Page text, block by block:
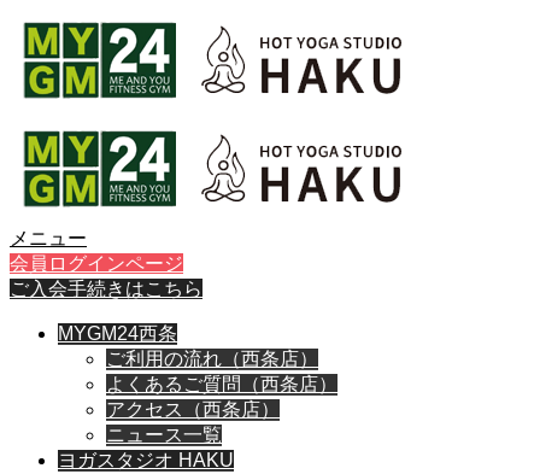
メニュー
会員ログインページ
ご入会手続きはこちら
MYGM24西条
ご利用の流れ（西条店）
よくあるご質問（西条店）
アクセス（西条店）
ニュース一覧
ヨガスタジオ HAKU